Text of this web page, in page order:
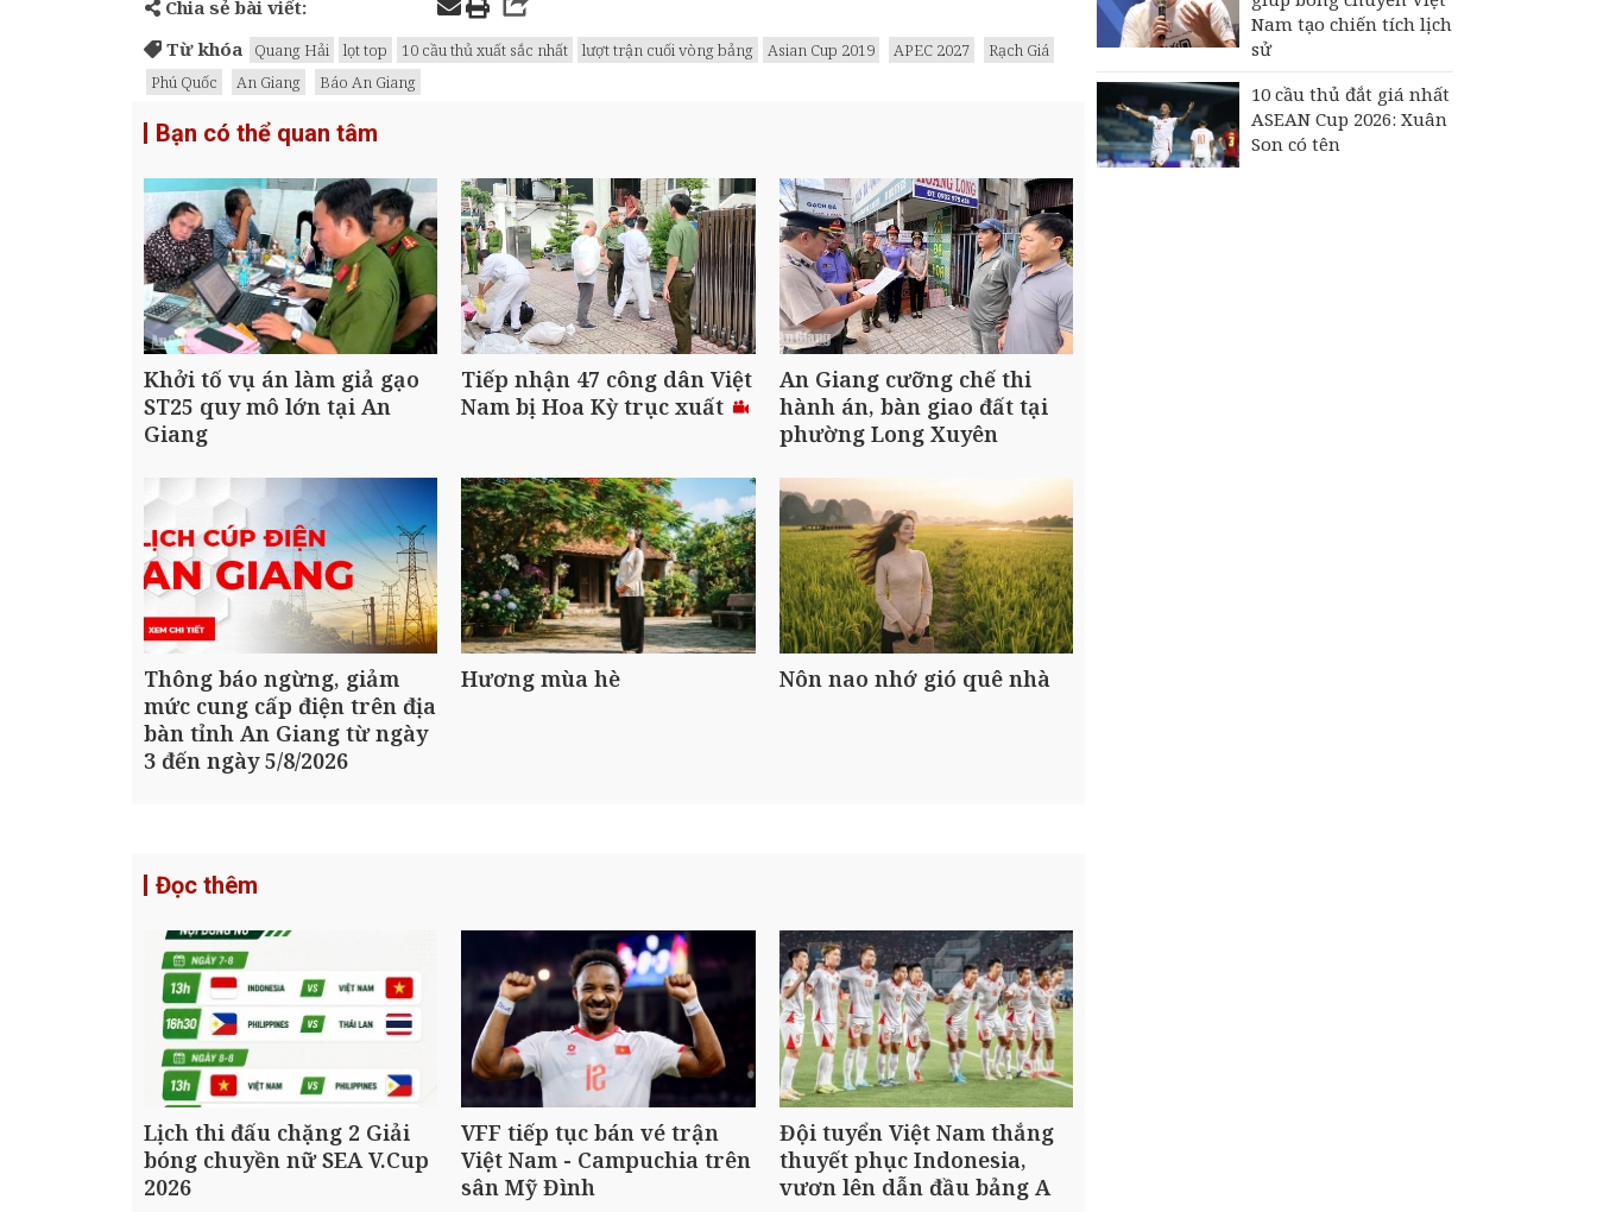
Chia sẻ bài viết:
Từ khóa
Quang Hải lọt top 10 cầu thủ xuất sắc nhất lượt trận cuối vòng bảng Asian Cup 2019 APEC 2027
Rạch Giá
Phú Quốc
An Giang Báo An Giang
Bạn có thể quan tâm
Khởi tố vụ án làm giả gạo
ST25 quy mô lớn tại An
Giang
Tiếp nhận 47 công dân Việt
Nam bị Hoa Kỳ trục xuất
An Giang cưỡng chế thi
hành án, bàn giao đất tại
phường Long Xuyên
Thông báo ngừng, giảm
mức cung cấp điện trên địa
bàn tỉnh An Giang từ ngày
3 đến ngày 5/8/2026
Hương mùa hè Nôn nao nhớ gió quê nhà
Đọc thêm
Lịch thi đấu chặng 2 Giải
bóng chuyền nữ SEA V.Cup
2026
VFF tiếp tục bán vé trận
Việt Nam - Campuchia trên
sân Mỹ Đình
Đội tuyển Việt Nam thắng
thuyết phục Indonesia,
vươn lên dẫn đầu bảng A
Nam tạo chiến tích lịch
sử
10 cầu thủ đắt giá nhất
ASEAN Cup 2026: Xuân
Son có tên